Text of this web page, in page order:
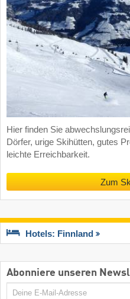
Hier finden Sie
Dörfer, urige Skihütten, gutes
leichte Erreichbarkeit.
Zum
Hotels: Finnland
Abonniere unseren
E-